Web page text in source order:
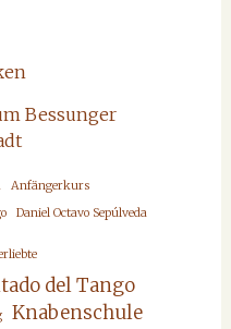
Bessunger
Anfängerkurs
Daniel Octavo Sepúlveda
del Tango
Knabenschule